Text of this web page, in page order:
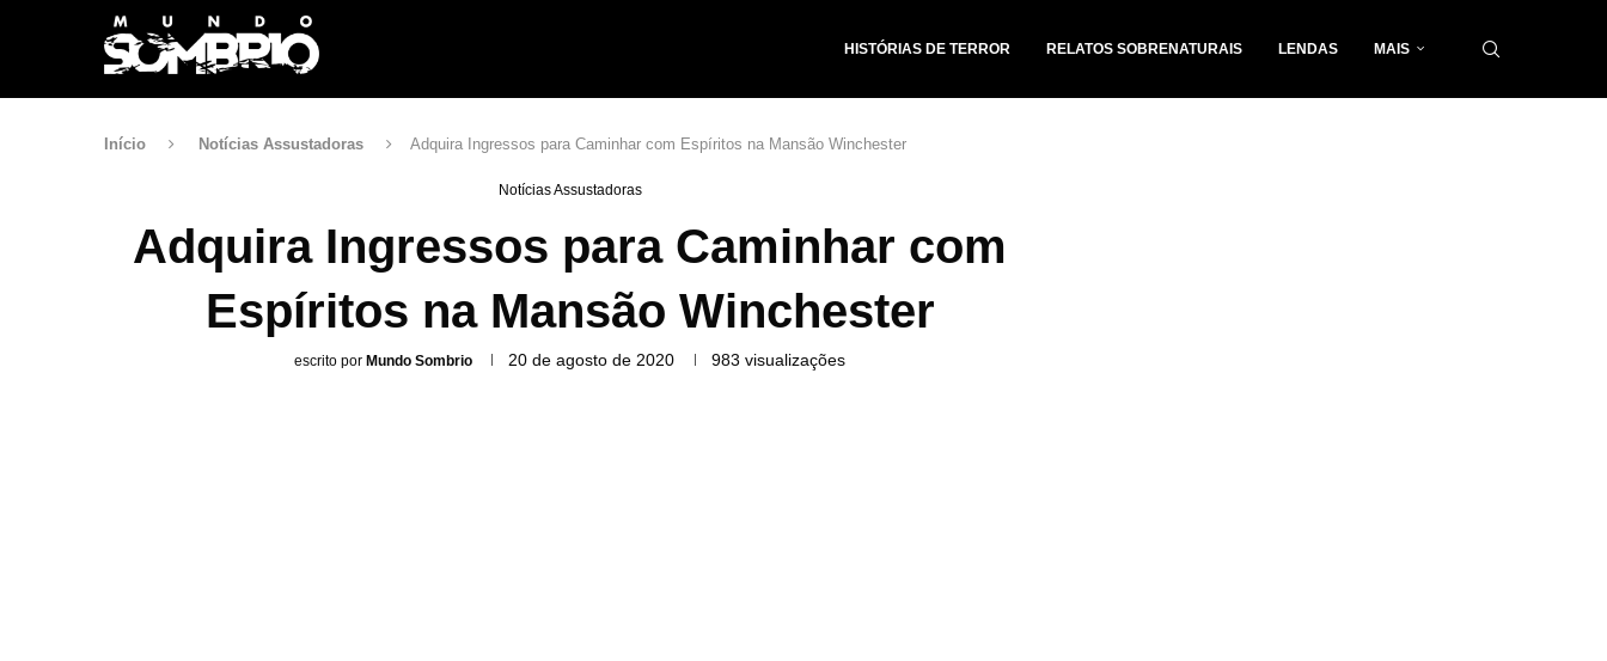
HISTÓRIAS DE TERROR RELATOS SOBRENATURAIS LENDAS MAIS
Início Notícias Assustadoras Adquira Ingressos para Caminhar com Espíritos na Mansão Winchester
Notícias Assustadoras
Adquira Ingressos para Caminhar com
Espíritos na Mansão Winchester
escrito por Mundo Sombrio 20 de agosto de 2020 983 visualizações